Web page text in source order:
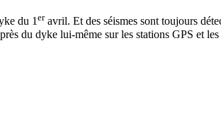
du 1eravril. Et des séismes sont toujours
du dyke lui-même sur les stations GPS et les